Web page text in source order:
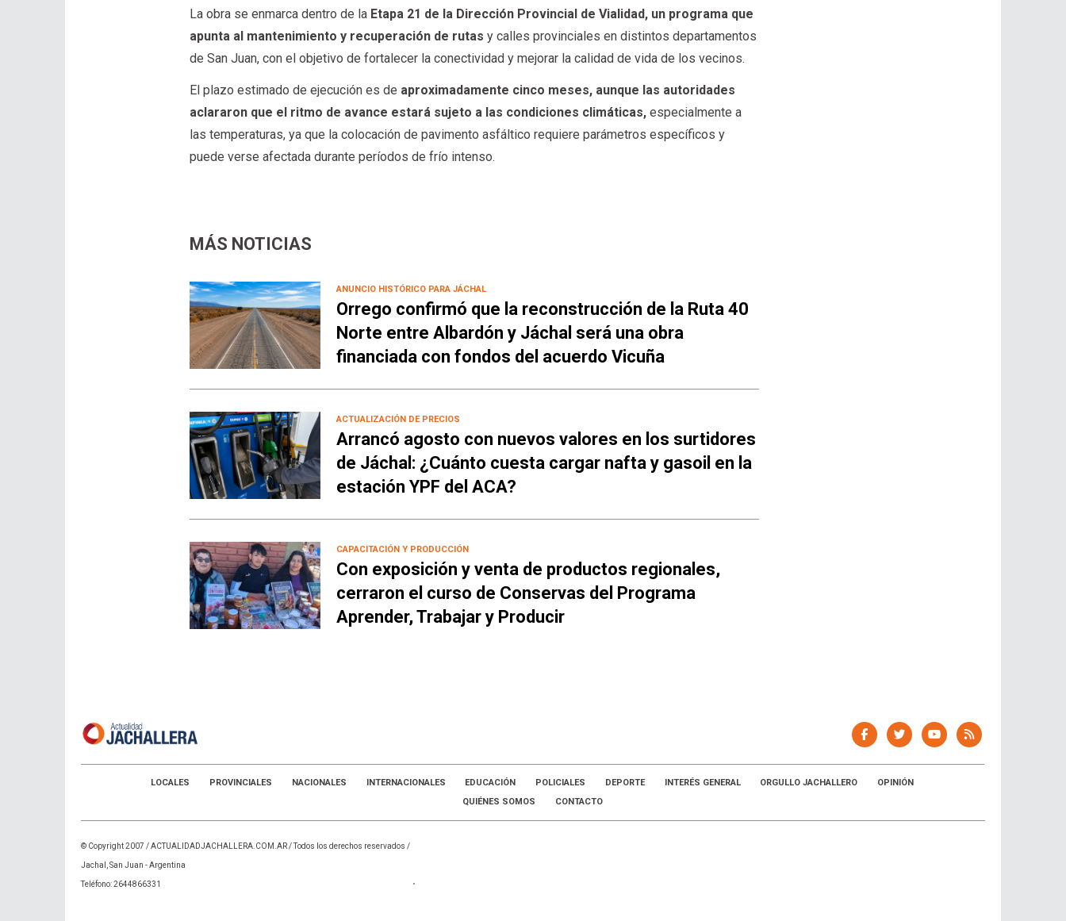
La obra se enmarca dentro de la Etapa 21 de la Dirección Provincial de Vialidad, un programa que
apunta al mantenimiento y recuperación de rutas y calles provinciales en distintos departamentos
de San Juan, con el objetivo de fortalecer la conectividad y mejorar la calidad de vida de los vecinos.
El plazo estimado de ejecución es de aproximadamente cinco meses, aunque las autoridades
aclararon que el ritmo de avance estará sujeto a las condiciones climáticas,especialmente a
las temperaturas, ya que la colocación de pavimento asfáltico requiere parámetros específicos y
puede verse afectada durante períodos de frío intenso.
MÁS NOTICIAS
ANUNCIO HISTÓRICO PARA JÁCHAL
Orrego confirmó que la reconstrucción de la Ruta 40
Norte entre Albardón y Jáchal será una obra
financiada con fondos del acuerdo Vicuña
ACTUALIZACIÓN DE PRECIOS
Arrancó agosto con nuevos valores en los surtidores
de Jáchal: ¿Cuánto cuesta cargar nafta y gasoil en la
estación YPF del ACA?
CAPACITACIÓN Y PRODUCCIÓN
Con exposición y venta de productos regionales,
cerraron el curso de Conservas del Programa
Aprender, Trabajar y Producir
LOCALES PROVINCIALES NACIONALES INTERNACIONALES EDUCACIÓN POLICIALES DEPORTE INTERÉS GENERAL ORGULLO JACHALLERO
OPINIÓN
QUIÉNES SOMOS
CONTACTO
© Copyright 2007 /ACTUALIDADJACHALLERA.COM.AR/ Todos los derechos reservados /
Jachal, San Juan - Argentina
Teléfono: 2644866331